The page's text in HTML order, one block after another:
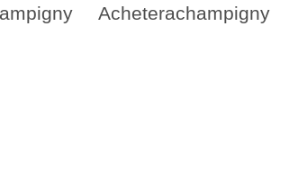
Acheterachampigny